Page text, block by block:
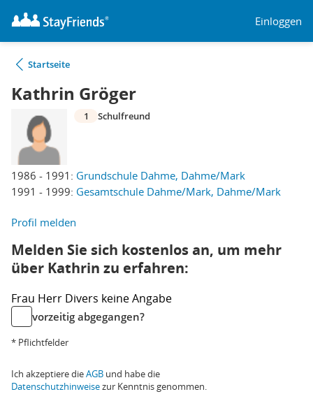
Einloggen
Startseite
Kathrin Gröger
1986 - 1991: Grundschule Dahme, Dahme/Mark
1991 - 1999: Gesamtschule Dahme/Mark, Dahme/Mark
1 Schulfreund
Profil melden
Melden Sie sich kostenlos an, um mehr
über Kathrin zu erfahren:
Frau Herr Divers keine Angabe
vorzeitig abgegangen?
* Pflichtfelder
Ich akzeptiere dieAGB und habe die
Datenschutzhinweisezur Kenntnis genommen.